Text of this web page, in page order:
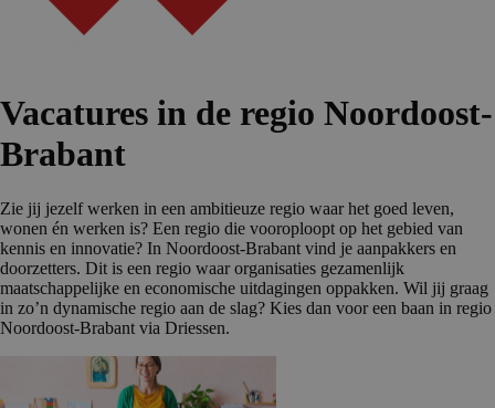
Vacatures in de regio Noordoost-
Brabant
Zie jij jezelf werken in een ambitieuze regio waar het goed leven,
wonen én werken is? Een regio die vooroploopt op het gebied van
kennis en innovatie? In Noordoost-Brabant vind je aanpakkers en
doorzetters. Dit is een regio waar organisaties gezamenlijk
maatschappelijke en economische uitdagingen oppakken. Wil jij graag
in zo’n dynamische regio aan de slag? Kies dan voor een baan in regio
Noordoost-Brabant via Driessen.